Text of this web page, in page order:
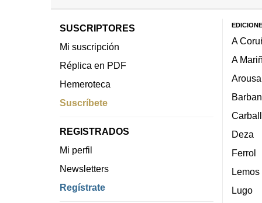
SUSCRIPTORES
Mi suscripción
Réplica en PDF
Hemeroteca
Suscríbete
REGISTRADOS
Mi perfil
Newsletters
Regístrate
A
A
Arousa
Deza
Ferrol
Lemos
Lugo